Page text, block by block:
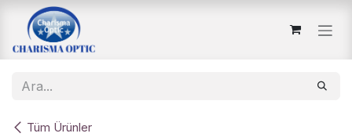
İçereği Atla
Tüm Ürünler